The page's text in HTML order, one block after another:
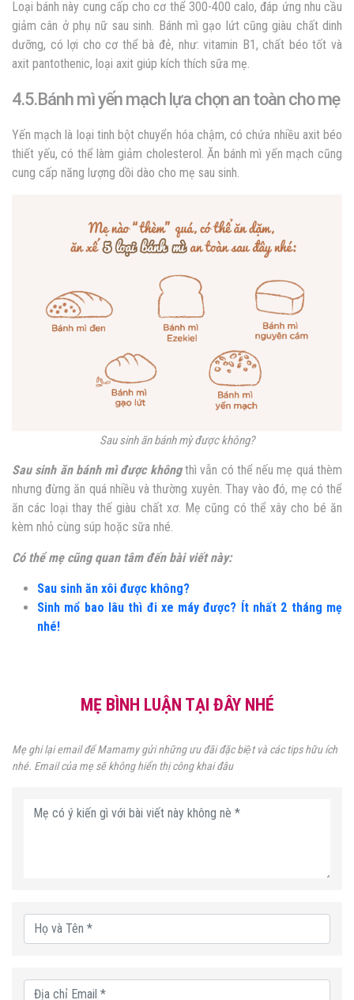
Loại bánh này cung cấp cho cơ thể 300-400 calo, đáp ứng nhu cầu
giảm cân ở phụ nữ sau sinh. Bánh mì gạo lứt cũng giàu chất dinh
dưỡng, có lợi cho cơ thể bà đẻ, như: vitamin B1, chất béo tốt và
axit pantothenic, loại axit giúp kích thích sữa mẹ.
4.5.Bánh mì yến mạch lựa chọn an toàn cho mẹ
Yến mạch là loại tinh bột chuyển hóa chậm, có chứa nhiều axit béo
thiết yếu, có thể làm giảm cholesterol. Ăn bánh mì yến mạch cũng
cung cấp năng lượng dồi dào cho mẹ sau sinh.
Sau sinh ăn bánh mỳ được không?
Sau sinh ăn bánh mì được khôngthì vẫn có thể nếu mẹ quá thèm
nhưng đừng ăn quá nhiều và thường xuyên. Thay vào đó, mẹ có thể
ăn các loại thay thế giàu chất xơ. Mẹ cũng có thể xây cho bé ăn
kèm nhỏ cùng súp hoặc sữa nhé.
Có thể mẹ cũng quan tâm đến bài viết này:
Sau sinh ăn xôi được không?
Sinh mổ bao lâu thì đi xe máy được? Ít nhất 2 tháng mẹ
nhé!
MẸ BÌNH LUẬN TẠI ĐÂY NHÉ
Mẹ ghi lại email để Mamamy gửi những ưu đãi đặc biệt và các tips hữu ích
nhé. Email của mẹ sẽ không hiển thị công khai đâu